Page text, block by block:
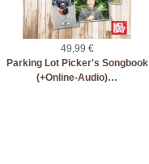
49,99 €
Parking Lot Picker's Songbook
(+Online-Audio)…